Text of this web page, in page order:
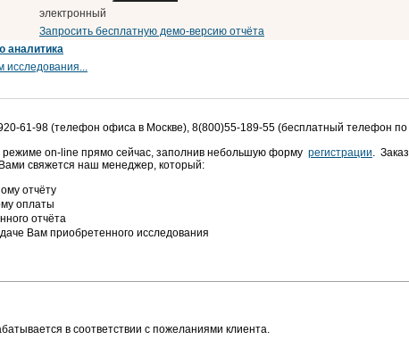
электронный
Запросить бесплатную демо-версию отчёта
аналитика
исследования...
61-98 (телефон офиса в Москве), 8(800)55-189-55 (бесплатный телефон
режиме on-line прямо сейчас, заполнив небольшую форму регистрации.
свяжется наш менеджер, который:
отчёту
оплаты
отчёта
Вам приобретенного исследования
в соответствии с пожеланиями клиента.